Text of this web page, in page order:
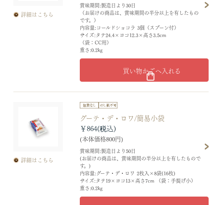
詳細はこちら
賞味期間:製造日より30日
（お届けの商品は、賞味期間の半分以上を有したもの
です。）
内容量:コールドショコラ 3個（スプーン付）
サイズ:タテ24.4×ヨコ12.3×高さ3.5cm
（袋：CC用）
重さ:0.2kg
買い物かごへ入れる
詳細はこちら
グーテ・デ・ロワ/簡易小袋
賞味期間:製造日より50日
(お届けの商品は、賞味期間の半分以上を有したもので
す。)
内容量:グーテ・デ・ロワ 2枚入×8袋(16枚)
サイズ:タテ19×ヨコ13×高さ7cm （袋：手提げ小）
重さ:0.2kg
￥864
(本体価格800円)